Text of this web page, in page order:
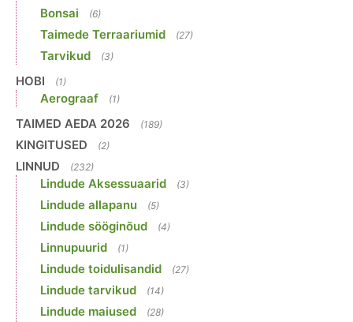
Bonsai (6)
Taimede Terraariumid (27)
Tarvikud (3)
HOBI (1)
Aerograaf (1)
TAIMED AEDA 2026 (189)
KINGITUSED (2)
LINNUD (232)
Lindude Aksessuaarid (3)
Lindude allapanu (5)
Lindude sööginõud (4)
Linnupuurid (1)
Lindude toidulisandid (27)
Lindude tarvikud (14)
Lindude maiused (28)